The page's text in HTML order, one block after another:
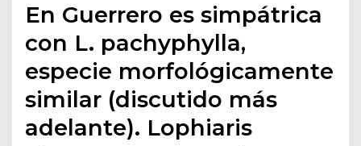
En Guerrero es simpátrica
con L. pachyphylla,
especie morfológicamente
similar (discutido más
adelante). Lophiaris